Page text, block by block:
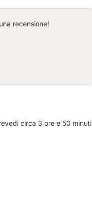
recensione!
circa 3 ore e 50 minuti